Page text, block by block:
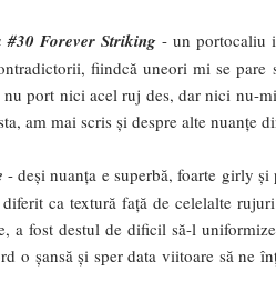
#30 Forever Striking - un portocaliu
fiindcă uneori mi se
port nici acel ruj des, dar nici nu-
am mai scris și despre alte nuanțe
- deși nuanța e superbă, foarte girly
ca textură față de celelalte
a fost destul de dificil să-l
o șansă și sper data viitoare să ne